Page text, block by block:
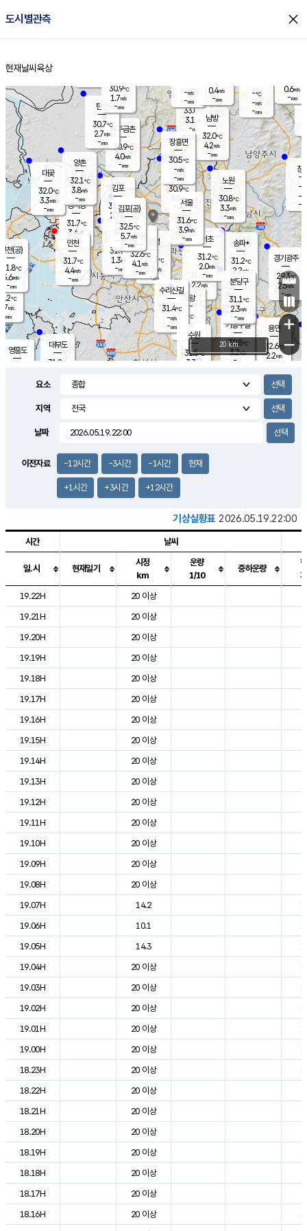
도시별관측 close
홈
현재날씨 육상
의도
℃
m/s
mm
영흥도
양주
33.0℃
3.1
-mm
과천
31.6℃
2.2m/s
- mm
용인
32.6℃
2.2m/s
경기광주
29.3℃
2.5m/s
-mm
3.4m/s
대부도
31.2
경서동
31.7℃
3.4 m/s
-mm
파주금촌
30.9℃
4.0m/s
-mm
-℃
-m/s
-mm
대곶
32.0℃
3.3m/s
-mm
창
-
-m/
-
탄현
30.7℃
2.7m/s
-mm
0.6m/s
-mm
의왕
- ℃
m/s
mm
김포
31.4℃
2.3 m/s
mm
광명
31.7 ℃
3.3 m/s
-mm
부천
31.9℃
1.3m/s
-mm
양촌
32.1℃
3.8m/s
-mm
구로
32.6℃
4.1 m/s
-mm
은평
30.9℃
3.0 m/s
- mm
노원
30.8℃
3.3m/s
-mm
송파*
31.2℃
2.2m/s
-mm
서초
31.2℃
2.0m/s
-mm
남방
32.0℃
4.2m/s
-mm
기흥구갈
30.8℃
3.2m/s
-
수리산길
31.4℃
-m/s
-mm
분당구
31.1℃
2.3m/s
-mm
장흥면
30.5℃
-m/s
-mm
-m/s
-mm
인천(공)
31.8℃
5.6m/s
-mm
김포(공)
32.5℃
5.7m/s
-mm
수원
31.5℃
3.3 m/s
인천
31.7℃
4.4m/s
-mm
서울
31.6℃
3.9m/s
-mm
30.9℃
1.7m/s
-mm
0.4m/s
-mm
+
−
20 km
요소
지역
날짜
이전자료 -12시간 -3시간 -1시간 현재
+1시간 +3시간 +12시간
기상실황표 2026.05.19.22:00
도시별 기상실황표로 지점, 날씨, 기온, 강수, 바람, 기압등을 안내한 표입
시간 날씨
일.시 현재일기
시정
km
운량
1/10
중하운량
19.22H
20 이상
19.21H
20 이상
19.20H
20 이상
19.19H
20 이상
19.18H
20 이상
19.17H
20 이상
19.16H
20 이상
19.15H
20 이상
19.14H
20 이상
19.13H
20 이상
19.12H
20 이상
19.11H
20 이상
19.10H
20 이상
19.09H
20 이상
19.08H
20 이상
19.07H
14.2
19.06H
10.1
19.05H
14.3
19.04H
20 이상
19.03H
20 이상
19.02H
20 이상
19.01H
20 이상
19.00H
20 이상
18.23H
20 이상
18.22H
20 이상
18.21H
20 이상
18.20H
20 이상
18.19H
20 이상
18.18H
20 이상
18.17H
20 이상
18.16H
20 이상